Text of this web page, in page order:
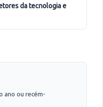
ano ou recém-